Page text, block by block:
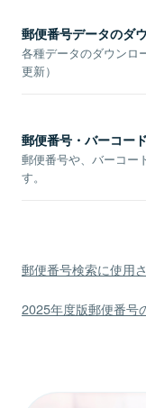
郵便番号データのダ
各種データのダウンロ
更新）
郵便番号・バーコー
郵便番号や、バーコー
す。
郵便番号検索に使用
2025年度版郵便番号